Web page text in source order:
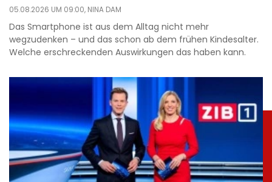
05.08.2026 UM 09:00, NINA DAM
Das Smartphone ist aus dem Alltag nicht mehr
wegzudenken – und das schon ab dem frühen Kindesalter.
Welche erschreckenden Auswirkungen das haben kann.